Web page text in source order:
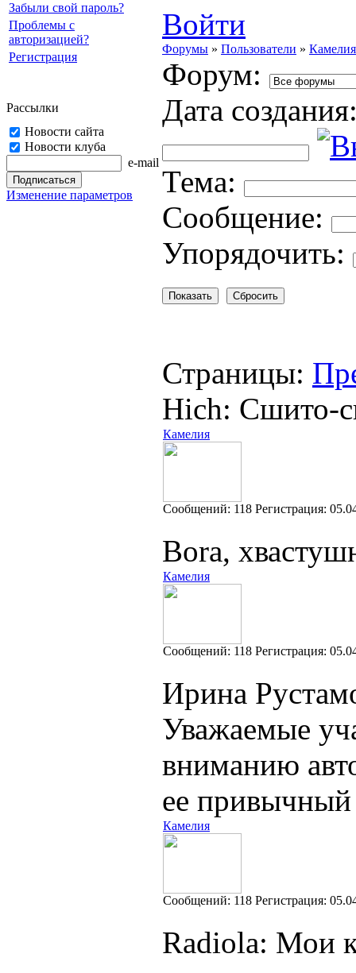
Забыли свой пароль?
Проблемы с
авторизацией?
Регистрация
Рассылки
Новости сайта
Новости клуба
e-mail
Изменение параметров
Войти
Форумы » Пользователи » Камелия
Форум:
Дата
Тема:
Cooбщение:
Упорядочить:
Страницы:
Hich: Сшито-
Камелия
Cообщений: 118 Регистрация:
Bora,
Камелия
Cообщений: 118 Регистрация:
Ирина
Уважаемые
вниманию
ее привычный
Камелия
Cообщений: 118 Регистрация:
Radiola: Мои